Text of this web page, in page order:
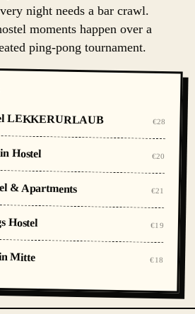
night needs a bar crawl.
moments happen over a
ping-pong tournament.
LEKKERURLAUB €28
Hostel €20
& Apartments €21
Hostel €19
Mitte €18